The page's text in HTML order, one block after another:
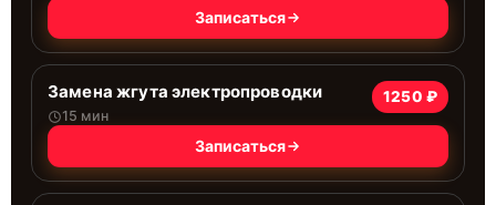
Записаться
Замена жгута электропроводки
15 мин
1250 ₽
Записаться